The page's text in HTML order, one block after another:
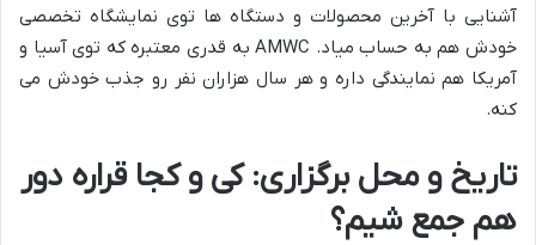
آشنایی با آخرین محصولات و دستگاه ها توی نمایشگاه تخصصی
خودش هم به حساب میاد. AMWC به قدری معتبره که توی آسیا و
آمریکا هم نمایندگی داره و هر سال هزاران نفر رو جذب خودش می
کنه.
تاریخ و محل برگزاری: کی و کجا قراره دور
هم جمع شیم؟